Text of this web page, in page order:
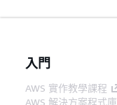
入門
AWS 實作教學課程
AWS 解決方案程式庫